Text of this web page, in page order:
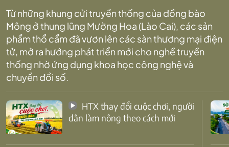
Từ những khung cửi truyền thống của đồng bào
Mông ở thung lũng Mường Hoa (Lào Cai), các sản
phẩm thổ cẩm đã vươn lên các sàn thương mại điện
tử, mở ra hướng phát triển mới cho nghề truyền
thống nhờ ứng dụng khoa học công nghệ và
chuyển đổi số.
dân làm nông theo cách mới